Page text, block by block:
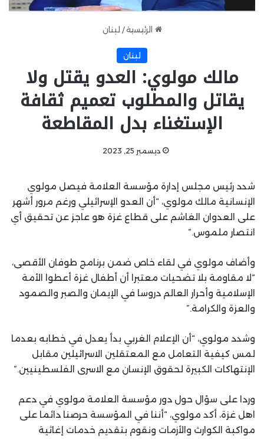
الرئيسية / لبنان
لبنان
مالك مولوي: العدو يقتل ولا
يقاتل والمطلوب تعميم ثقافة
الإستغناء بدل المقاطعة
ديسمبر 25, 2023
شدد رئيس مجلس إدارة مؤسسة العلامة فيصل مولوي
الإنسانية مالك مولوي، “أن العدو الإسرائيلي ورغم مرور أشهر
على العدوان الغاشم على قطاع غزة هو عاجز عن تحقيق أي
انتصار ملموس.”
وأضاف مولوي في لقاء خاص ضمن برنامج طوفان الأقصى،
“لا مقاومة بلا تضحيات معتبرا أن أطفال غزة أعطوا الأمة
الإسلامية وأحرار العالم دروسا في الإيمان والصبر والصمود
والعزة والكرامة.”
وشدد مولوي، “أن الإعلام الغربي بدأ يعدل في خطابه بعدما
لمس كيفية التعامل مع المعتقلين الاسرائيلين مقابل
الإنتهاكات الكبيرة لحقوق الإنسان مع الاسرى الفلسطينيين.”
وردا على سؤال حول دور مؤسسة العلامة مولوي في دعم
اهل غزة، أكد مولوي، “أننا في المؤسسة حرصنا دائما على
مواكبة الكوارث والأزمات ونقوم بتقديم خدمات إغاثية